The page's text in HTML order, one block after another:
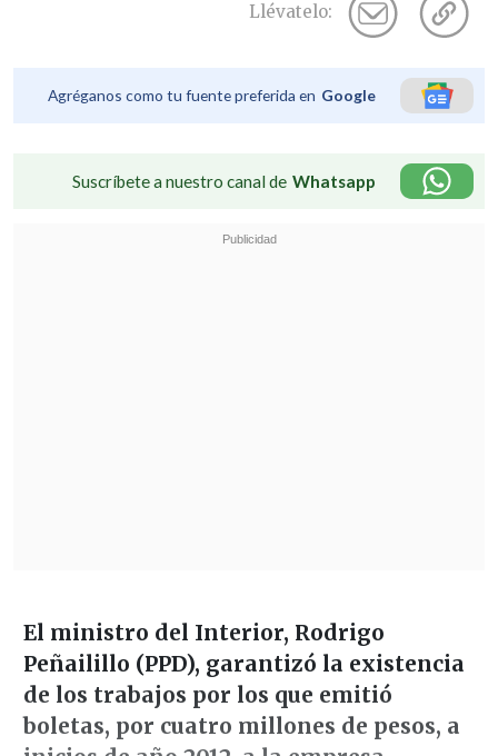
Llévatelo:
Agréganos como tu fuente preferida en Google
Suscríbete a nuestro canal de Whatsapp
El ministro del Interior, Rodrigo
Peñailillo (PPD), garantizó la existencia
de los trabajos por los que emitió
boletas, por cuatro millones de pesos, a